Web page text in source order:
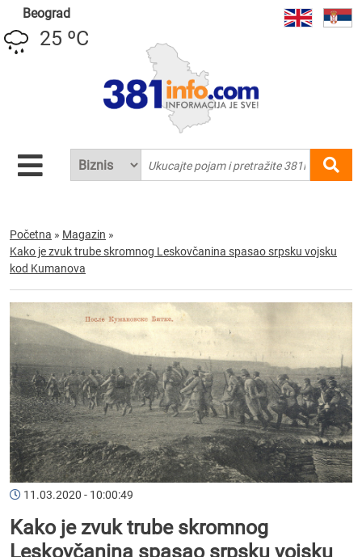
Beograd
25 ºC
Početna » Magazin »
Kako je zvuk trube skromnog Leskovčanina spasao srpsku vojsku
kod Kumanova
11.03.2020 - 10:00:49
Kako je zvuk trube skromnog
Leskovčanina spasao srpsku vojsku